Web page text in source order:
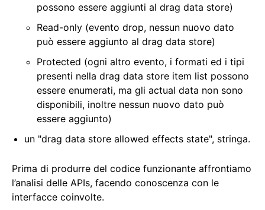
possono essere aggiunti al drag data store)
Read-only (evento drop, nessun nuovo dato
può essere aggiunto al drag data store)
Protected (ogni altro evento, i formati ed i tipi
presenti nella drag data store item list possono
essere enumerati, ma gli actual data non sono
disponibili, inoltre nessun nuovo dato può
essere aggiunto)
un "drag data store allowed effects state", stringa.
Prima di produrre del codice funzionante affrontiamo
l’analisi delle APIs, facendo conoscenza con le
interfacce coinvolte.